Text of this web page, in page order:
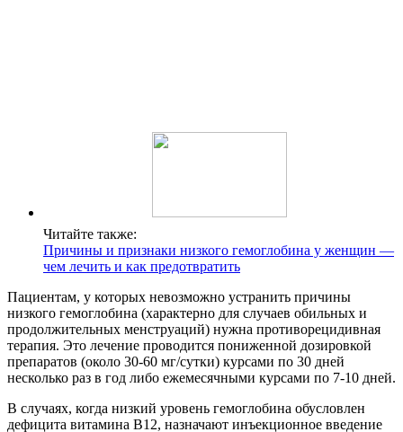
Читайте также:
Причины и признаки низкого гемоглобина у женщин —
чем лечить и как предотвратить
Пациентам, у которых невозможно устранить причины
низкого гемоглобина (характерно для случаев обильных и
продолжительных менструаций) нужна противорецидивная
терапия. Это лечение проводится пониженной дозировкой
препаратов (около 30-60 мг/сутки) курсами по 30 дней
несколько раз в год либо ежемесячными курсами по 7-10 дней.
В случаях, когда низкий уровень гемоглобина обусловлен
дефицита витамина В12, назначают инъекционное введение